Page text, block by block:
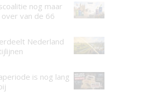
nog maar
van de 66
Nederland
is nog lang